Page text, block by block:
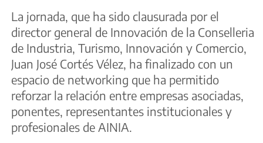
La jornada, que ha sido clausurada por el
director general de Innovación de la Conselleria
de Industria, Turismo, Innovación y Comercio,
Juan José Cortés Vélez, ha finalizado con un
espacio de networking que ha permitido
reforzar la relación entre empresas asociadas,
ponentes, representantes institucionales y
profesionales de AINIA.